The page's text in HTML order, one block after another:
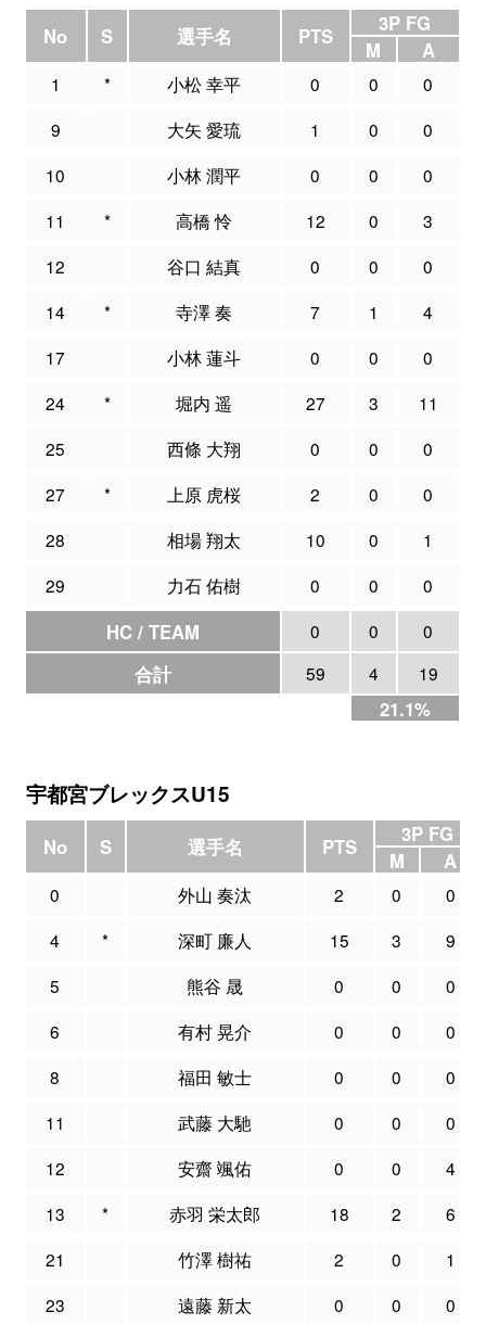
No S 選手名 PTS
3P FG
M
A
1 * 小松 幸平 0 0
0
9
大矢 愛琉 1 0
0
10
小林 潤平 0 0
0
11
* 高橋 怜 12 0
3
12
谷口 結真 0 0
0
14
* 寺澤 奏 7 1
4
17
小林 蓮斗 0 0
0
24
* 堀内 遥 27 3
11
25
西條 大翔 0 0
0
27
* 上原 虎桜 2 0
0
28
相場 翔太 10 0
1
29
力石 佑樹 0 0 0
HC / TEAM 0 0 0
合計 59 4 19
21.1%
宇都宮ブレックスU15
No S 選手名 PTS
3P FG
M
A
0 外山 奏汰 2 0
0
4
* 深町 廉人 15 3
9
5
熊谷 晟 0 0
0
6
有村 晃介 0 0
0
8
福田 敏士 0 0
0
11
武藤 大馳 0 0
0
12
安齋 颯佑 0 0
4
13
* 赤羽 栄太郎 18 2
6
21
竹澤 樹祐 2 0
1
23
遠藤 新太 0 0 0